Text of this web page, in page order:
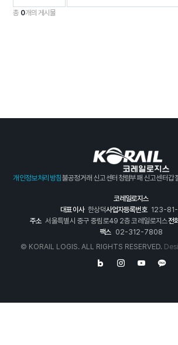
총 0개의 게시물
개인정보처리방침불공정거래 신고센터 청렴부패 신고센터갑
코레일로지스
대표이사 한상덕사업자등록번호 123-
주소 서울특별시 중구 중림로49 2층 코레일로지스전
팩스 02-312-7808
© KORAIL LOGIS. ALL RIGHTS RESERVED.